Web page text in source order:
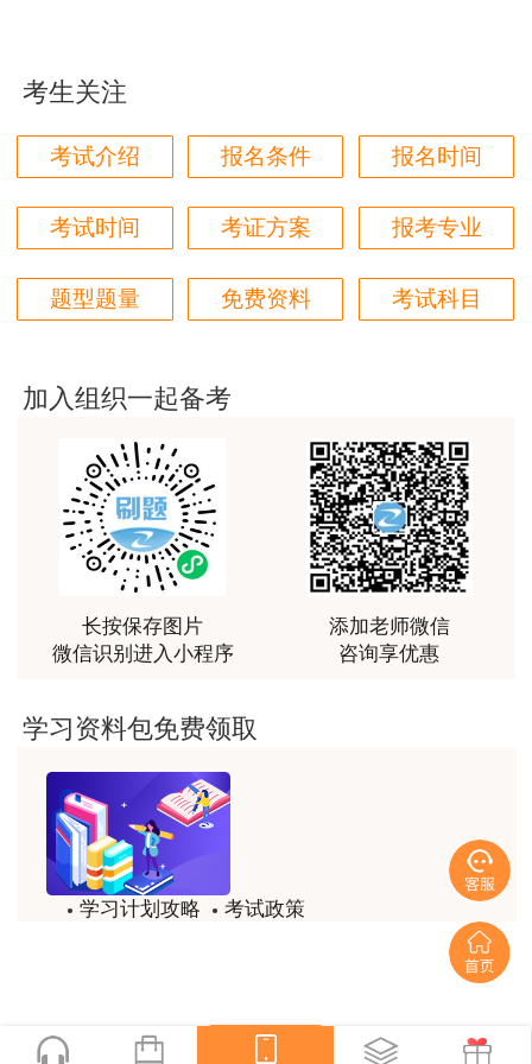
四、抽查结果反馈
抽查结果现场通知。
附件：1.亳州考区2025年度一级造价师资格考试
成绩合格人员践诺情况随机抽查名单（2人）
附件：2.亳州考区2025年度一级造价师资格考试
附件下载：
亳州市人力资源和社会保障局
2025年12月22日
用户85****06
真的是把学习变成自己能理解的语言最重要！
用户m1****88
太喜欢王英老师了
平台历史购买的课程，老师讲的多非常好
老师讲的很细致很认真，课件准备充分也非常有耐
用户m0****88
最棒的预习课
用户m2****66
越听越觉得好
用户m2****66
非常非常非常非常棒！！!！
用户m2****66
非常非常非常非常棒！！!！
土建计量这门课我听了门金瑞和孙琦两位老师的课
试，非常感谢两位老师的课程。
考生关注
考试介绍 报名条件 报名时间
考试时间 考证方案 报考专业
题型题量 免费资料 考试科目
加入组织一起备考
长按保存图片
微信识别进入小程序
添加老师微信
咨询享优惠
学习资料包免费领取
学习计划攻略
考试政策